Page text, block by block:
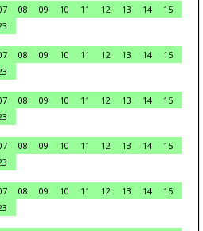
08 09 10 11 12 13 14
15
08 09 10 11 12 13 14
15
08 09 10 11 12 13 14
15
08 09 10 11 12 13 14
15
08 09 10 11 12 13 14
15